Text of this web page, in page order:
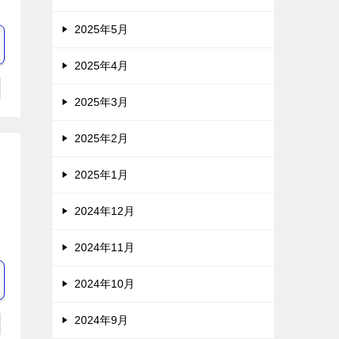
2025年5月
2025年4月
2025年3月
2025年2月
2025年1月
2024年12月
2024年11月
2024年10月
2024年9月